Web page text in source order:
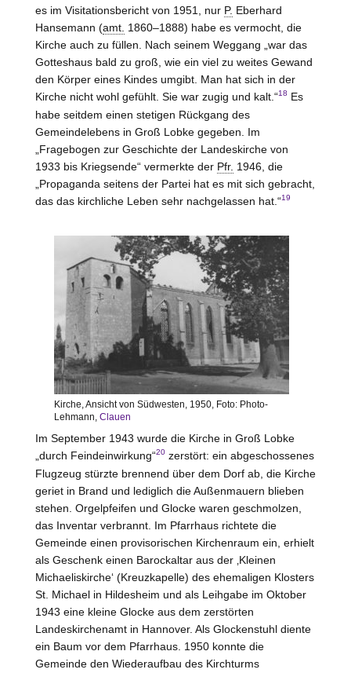
es im Visitationsbericht von 1951, nur P. Eberhard
Hansemann (amt. 1860–1888) habe es vermocht, die
Kirche auch zu füllen. Nach seinem Weggang „war das
Gotteshaus bald zu groß, wie ein viel zu weites Gewand
den Körper eines Kindes umgibt. Man hat sich in der
Kirche nicht wohl gefühlt. Sie war zugig und kalt.“18 Es
habe seitdem einen stetigen Rückgang des
Gemeindelebens in Groß Lobke gegeben. Im
„Fragebogen zur Geschichte der Landeskirche von
1933 bis Kriegsende“ vermerkte der Pfr. 1946, die
„Propaganda seitens der Partei hat es mit sich gebracht,
das das kirchliche Leben sehr nachgelassen hat.“19
Kirche, Ansicht von Südwesten, 1950, Foto: Photo-
Lehmann, Clauen
Im September 1943 wurde die Kirche in Groß Lobke
„durch Feindeinwirkung“20zerstört: ein abgeschossenes
Flugzeug stürzte brennend über dem Dorf ab, die Kirche
geriet in Brand und lediglich die Außenmauern blieben
stehen. Orgelpfeifen und Glocke waren geschmolzen,
das Inventar verbrannt. Im Pfarrhaus richtete die
Gemeinde einen provisorischen Kirchenraum ein, erhielt
als Geschenk einen Barockaltar aus der ‚Kleinen
Michaeliskirche‘ (Kreuzkapelle) des ehemaligen Klosters
St. Michael in Hildesheim und als Leihgabe im Oktober
1943 eine kleine Glocke aus dem zerstörten
Landeskirchenamt in Hannover. Als Glockenstuhl diente
ein Baum vor dem Pfarrhaus. 1950 konnte die
Gemeinde den Wiederaufbau des Kirchturms